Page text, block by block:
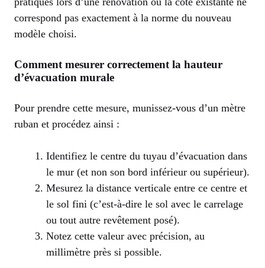
correspond pas exactement à la norme du nouveau
modèle choisi.
Comment mesurer correctement la hauteur
d’évacuation murale
Pour prendre cette mesure, munissez-vous d’un mètre
ruban et procédez ainsi :
Identifiez le centre du tuyau d’évacuation dans
le mur (et non son bord inférieur ou supérieur).
Mesurez la distance verticale entre ce centre et
le sol fini (c’est-à-dire le sol avec le carrelage
ou tout autre revêtement posé).
Notez cette valeur avec précision, au
millimètre près si possible.